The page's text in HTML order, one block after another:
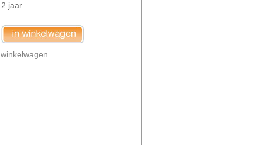
2 jaar
winkelwagen